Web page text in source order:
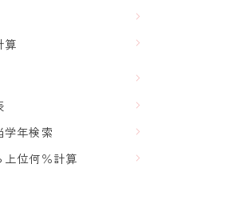
算
学年検索
上位何％計算